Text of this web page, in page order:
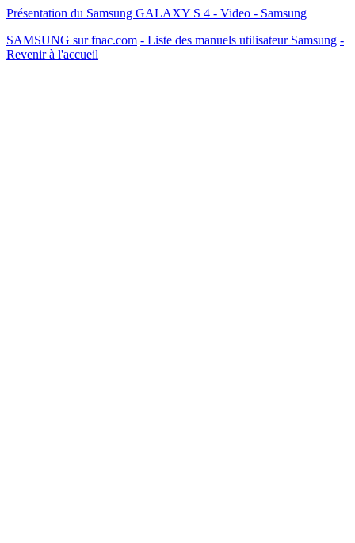
Présentation du Samsung GALAXY S 4 - Video - Samsung
SAMSUNG sur fnac.com - Liste des manuels utilisateur Samsung -
Revenir à l'accueil